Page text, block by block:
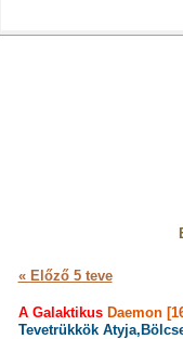
« Előző 5 teve
A GalaktikusDaemon
Tevetrükkök